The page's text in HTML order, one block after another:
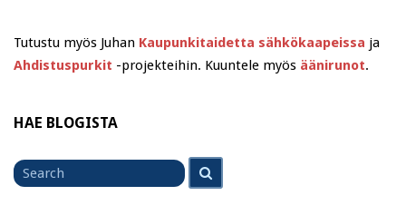
Tutustu myös Juhan Kaupunkitaidetta sähkökaapeissa ja
Ahdistuspurkit -projekteihin. Kuuntele myös äänirunot.
HAE BLOGISTA
Search
for